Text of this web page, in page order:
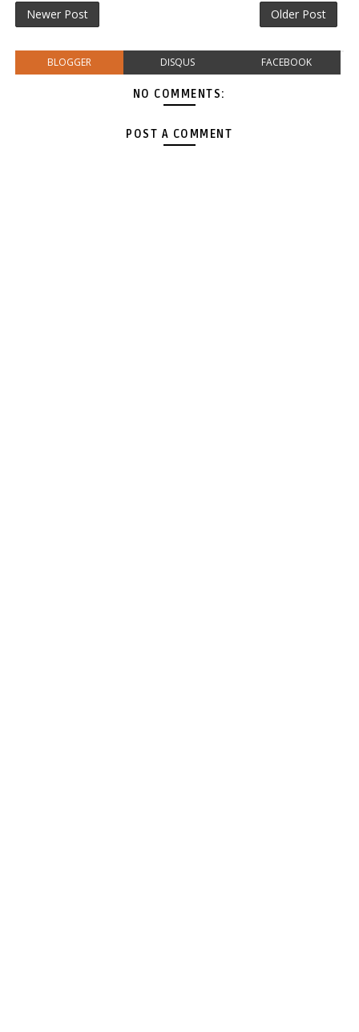
Newer Post Older Post
BLOGGER DISQUS FACEBOOK
NO COMMENTS:
POST A COMMENT